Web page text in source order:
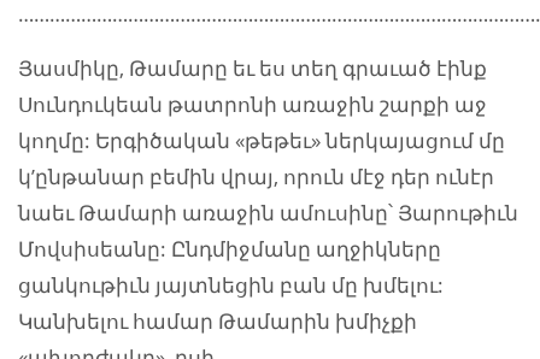
Յասմիկը, Թամարը եւ ես տեղ գրաւած էինք
Սունդուկեան թատրոնի առաջին շարքի աջ
կողմը: Երգիծական «թեթեւ» ներկայացում մը
կ’ընթանար բեմին վրայ, որուն մէջ դեր ունէր
նաեւ Թամարի առաջին ամուսինը՝ Յարութիւն
Մովսիսեանը: Ընդմիջմանը աղջիկները
ցանկութիւն յայտնեցին բան մը խմելու:
Կանխելու համար Թամարին խմիչքի